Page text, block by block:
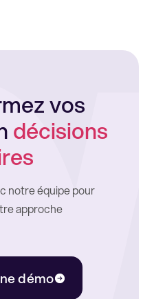
vos
décisions
notre équipe pour
approche
démo